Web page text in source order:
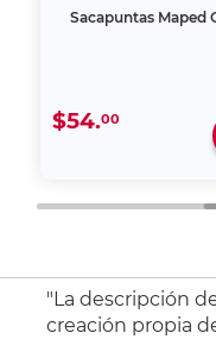
Sacapuntas Maped
$54.00
"La descripción
creación propia